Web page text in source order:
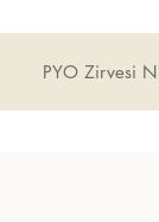
PYO Zirvesi